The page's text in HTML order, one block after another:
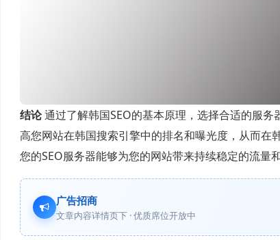
结论通过了解韩国SEO的基本原理，选择合适的服
高您网站在韩国搜索引擎中的排名和曝光度，从而
您的SEO服务器能够为您的网站带来持续稳定的流量和
广告招商
文章内容详情页下 · 优质席位开放中